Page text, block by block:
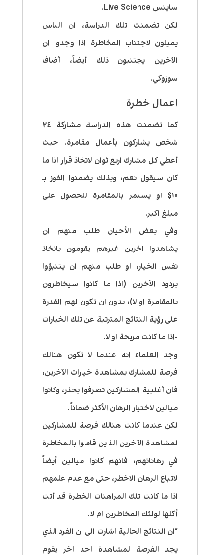
ساينس Live Science.
لكن تضمنت تلك الدراسة، ان الناس
يميلون لاجتناب المخاطرة اذا وجدوا ان
الآخرين يجتنبون ذلك أيضاً، أضاف
سوزوكي.
اعمال خطرة
كما تضمنت هذه الدراسة مشاركة ٢٤
شخص يشاركون بأعمال مقامرة. حيث
أعطي كل مشارك اربع ثوان لاتخاذ قرار اذا ما
كان سيقول نعم، وبذلك يضمنوا الفوز بـ
١٠$ او يستمر بالمقامرة للحصول على
مبلغ اكبر.
وفي بعض الأحيان طلب منهم ان
يشاهدوا اخرين غيرهم يقومون باتخاذ
نفس الخيار، او طلب منهم ان يتنبؤوا
بردود الآخرين (اذا ما كانوا سيخاطرون
بالمقامرة او لا)، بدون ان تكون لهم القدرة
على رؤية النتائج المترتبة عن تلك الخيارات
-اذا ما كانت مربحة او لا.
وجد العلماء انه عندما لا تكون هنالك
فرصة للمشارك بمشاهدة خيارات الآخرين،
فان أغلبية المشاركين تصرفوا بحذر، وكانوا
ميالين لاختيار الرهان الأكثر ضماناً.
لكن عندما كانت هنالك فرصة للمشاركين
لمشاهدة الآخرين الذين قاموا بالمخاطرة
في رهاناتهم، فانهم كانوا ميالين أيضاً
لاتباع الرهان الاخطر، حتى مع عدم علمهم
اذا ما كانت تلك المراهنات الخطرة قد أتت
أكلها لولئك المخاطرين ام لا.
“ان النتائج الحالية اشارت الى ان الفرد الذي
يجد الفرصة لمشاهدة احد اخر يقوم